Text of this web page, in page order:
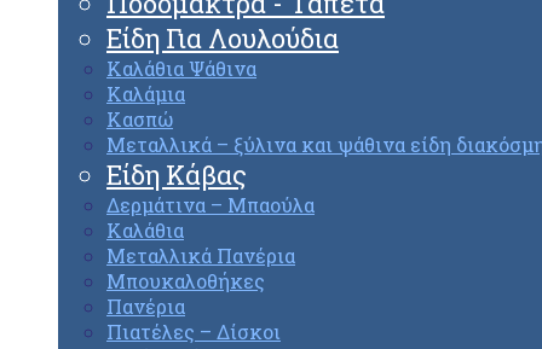
Είδη Για Λουλούδια
Καλάθια Ψάθινα
Καλάμια
Κασπώ
Μεταλλικά – ξύλινα και ψάθινα είδη
Είδη Κάβας
Δερμάτινα – Μπαούλα
Καλάθια
Μεταλλικά Πανέρια
Μπουκαλοθήκες
Πανέρια
Πιατέλες – Δίσκοι